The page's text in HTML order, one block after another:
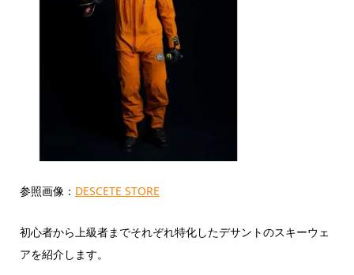
参照画像： DESCETE STORE
初心者から上級者までそれぞれ特化したデサントのスキーウェ
アを紹介します。